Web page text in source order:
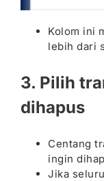
Kolom ini
lebih dari
3. Pilih
dihapus
Centang
ingin
Jika